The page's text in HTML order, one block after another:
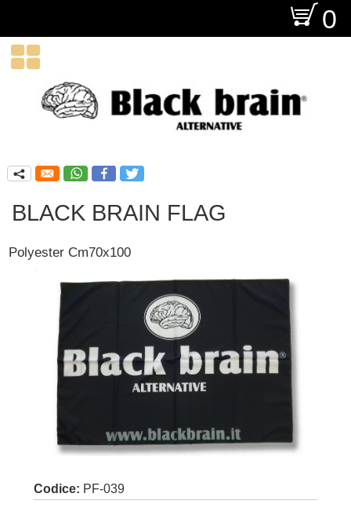
O 0

q
BLACK BRAIN FLAG
Polyester Cm70x100
Codice: PF-039